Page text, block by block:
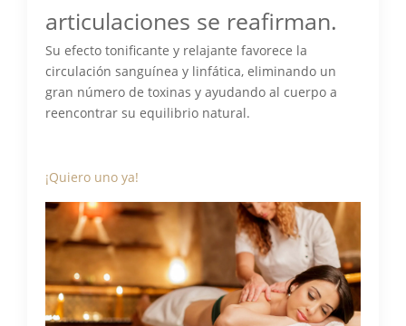
articulaciones se reafirman.
Su efecto tonificante y relajante favorece la
circulación sanguínea y linfática, eliminando un
gran número de toxinas y ayudando al cuerpo a
reencontrar su equilibrio natural.
¡Quiero uno ya!